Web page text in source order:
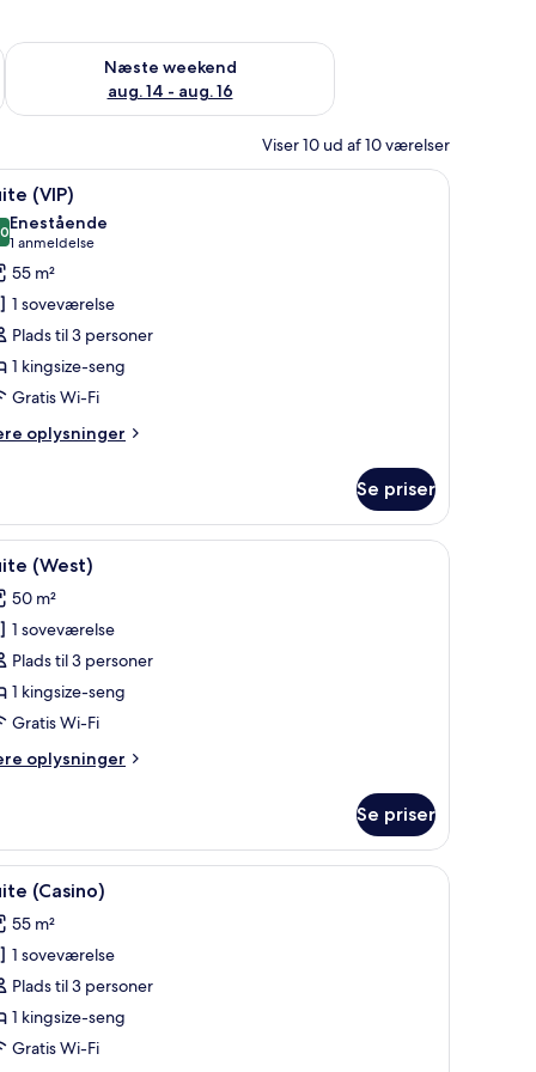
aug. 7 - aug. 9
Næste weekend
aug. 14 - aug. 16
Tjek tilgængelighed for næste weekend aug. 14 - aug. 16
Viser 10 ud af 10 værelser
et skrivebord, to stole, en skrivebordslampe, et lille bord og en
Et moderne hotelværelse med en stor seng,
7 (VIP)
ud af 10
Enestående
1 anmeldelse
(1
anmeldelse)
55 m²
1 soveværelse
Plads til 3 personer
1 kingsize-seng
Gratis Wi-Fi
oplysninger
Se priser
i vintage-stil og et vægmonteret TV, der viser et naturmotiv.
Et moderne soveværelse med en stor seng,
5 (West)
50 m²
1 soveværelse
Plads til 3 personer
1 kingsize-seng
Gratis Wi-Fi
oplysninger
Se priser
skrivebord, stol og et lille bord med legetøj.Et hotelværelse med en stor seng, en
4 (Casino)
55 m²
1 soveværelse
Plads til 3 personer
1 kingsize-seng
Gratis Wi-Fi